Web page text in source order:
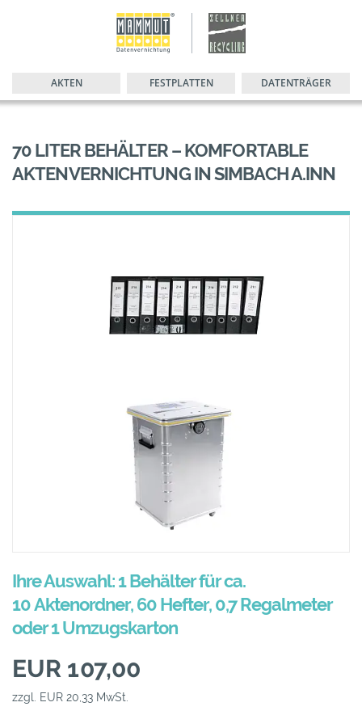
AKTEN FESTPLATTEN DATENTRÄGER
70 LITER BEHÄLTER – KOMFORTABLE
AKTENVERNICHTUNG IN SIMBACH A.INN
Ihre Auswahl: 1 Behälter für ca.
10 Aktenordner, 60 Hefter, 0,7 Regalmeter
oder 1 Umzugskarton
EUR 107,00
zzgl. EUR 20,33 MwSt.